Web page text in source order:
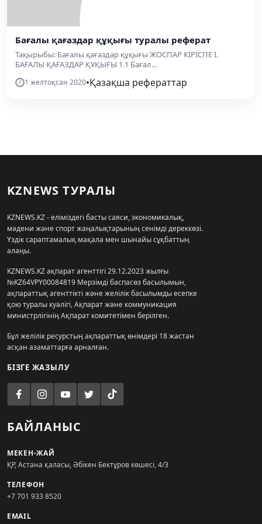
Бағалы қағаздар құқығы туралы реферат
Тақырыбы: Бағалы қағаздар құқығы ЖОСПАР КІРІСПЕ І.
БАҒАЛЫ ҚАҒАЗДАР ҚҰҚЫҒЫ 1.1 Бағал...
1 желтоқсан 2020•Қазақша рефераттар
KZNEWS ТУРАЛЫ
KZNEWS.KZ - еліміздегі басты саяси, экономикалық,
мәдени және спорт жаңалықтарының сенімді дереккөзі.
Үздік сараптамалық мақала мен шынайы сұқбаттың
алаңы.
KZNEWS.KZ ақпарат агенттігі 29.12.2023 жылғы
№KZ64VPY00084819 Мерзімді баспасөз басылымын,
ақпараттық агенттікті және желілік басылымды есепке
қою туралы куәлігі, Ақпарат және коммуникация
министрлігінің Ақпарат комитетімен берілген.
Бұл желілік ресурстың ақпараттық өнімдері 18 жастан
асқан азаматтарға арналған.
БІЗГЕ ЖАЗЫЛУ
БАЙЛАНЫС
МЕКЕН-ЖАЙ
ҚР, Астана қаласы, Әбікен Бектұров көшесі, 4/3
ТЕЛЕФОН
+7 701 933 8520
EMAIL